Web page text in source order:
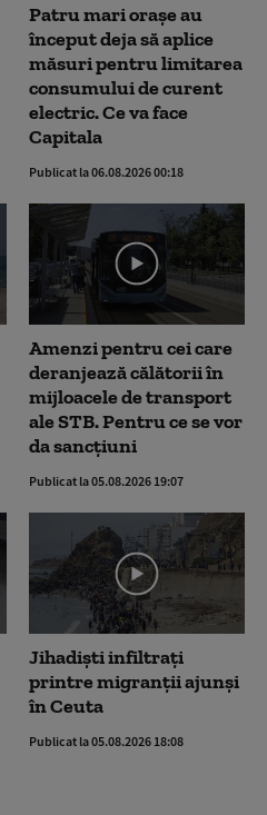
Patru mari orașe au
început deja să aplice
măsuri pentru limitarea
consumului de curent
electric. Ce va face
Capitala
Publicat la 06.08.2026 00:18
Amenzi pentru cei care
deranjează călătorii în
mijloacele de transport
ale STB. Pentru ce se vor
da sancțiuni
Publicat la 05.08.2026 19:07
Jihadiști infiltrați
printre migranții ajunși
în Ceuta
Publicat la 05.08.2026 18:08